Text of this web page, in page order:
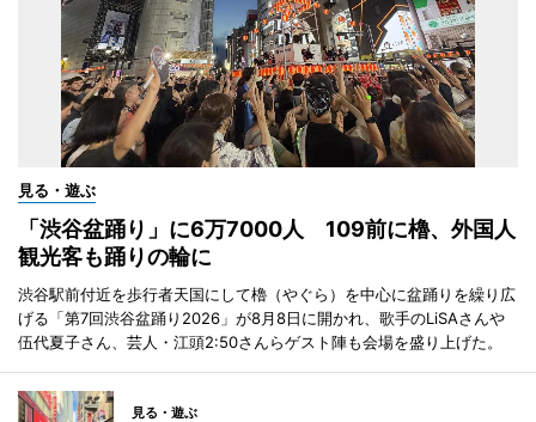
見る・遊ぶ
「渋谷盆踊り」に6万7000人 109前に櫓、外国人
観光客も踊りの輪に
渋谷駅前付近を歩行者天国にして櫓（やぐら）を中心に盆踊りを繰り広
げる「第7回渋谷盆踊り2026」が8月8日に開かれ、歌手のLiSAさんや
伍代夏子さん、芸人・江頭2:50さんらゲスト陣も会場を盛り上げた。
見る・遊ぶ